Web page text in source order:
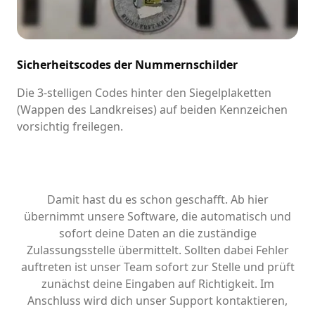
Sicherheitscodes der Nummernschilder
Die 3-stelligen Codes hinter den Siegelplaketten
(Wappen des Landkreises) auf beiden Kennzeichen
vorsichtig freilegen.
Damit hast du es schon geschafft. Ab hier
übernimmt unsere Software, die automatisch und
sofort deine Daten an die zuständige
Zulassungsstelle übermittelt. Sollten dabei Fehler
auftreten ist unser Team sofort zur Stelle und prüft
zunächst deine Eingaben auf Richtigkeit. Im
Anschluss wird dich unser Support kontaktieren,